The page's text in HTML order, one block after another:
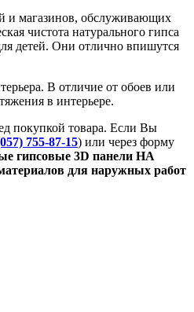
и магазинов, обслуживающих
чистота натурального гипса
детей. Они отлично впишутся
В отличие от обоев или
в интерьере.
покупкой товара. Если Вы
755-87-15) или через форму
гипсовые 3D панели НА
для наружных работ